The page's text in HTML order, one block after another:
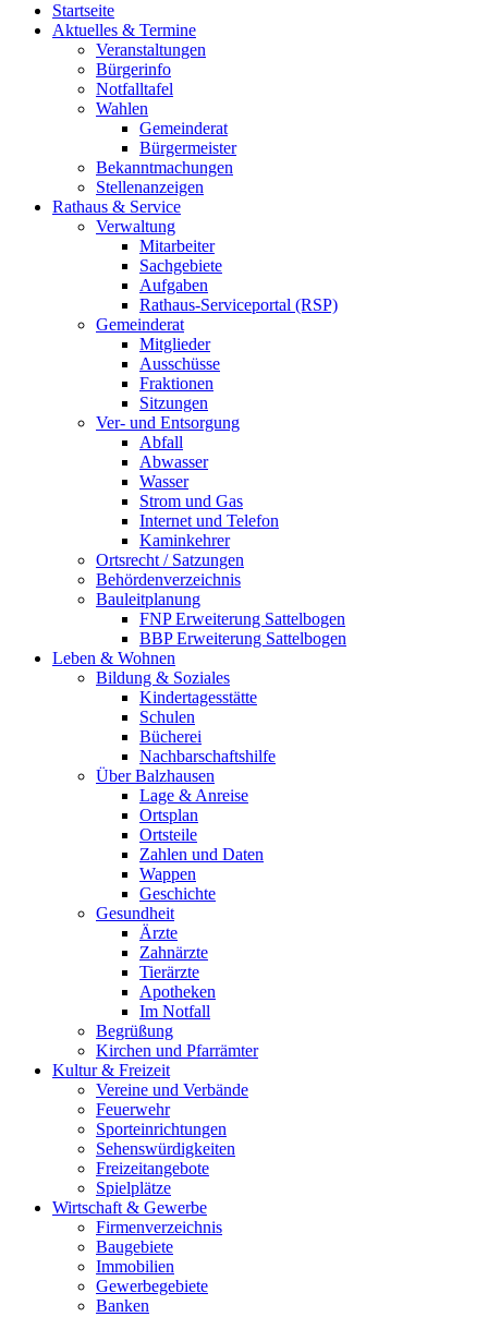
Startseite
Aktuelles & Termine
Veranstaltungen
Bürgerinfo
Notfalltafel
Wahlen
Gemeinderat
Bürgermeister
Bekanntmachungen
Stellenanzeigen
Rathaus & Service
Verwaltung
Mitarbeiter
Sachgebiete
Aufgaben
Rathaus-Serviceportal (RSP)
Gemeinderat
Mitglieder
Ausschüsse
Fraktionen
Sitzungen
Ver- und Entsorgung
Abfall
Abwasser
Wasser
Strom und Gas
Internet und Telefon
Kaminkehrer
Ortsrecht / Satzungen
Behördenverzeichnis
Bauleitplanung
FNP Erweiterung Sattelbogen
BBP Erweiterung Sattelbogen
Leben & Wohnen
Bildung & Soziales
Kindertagesstätte
Schulen
Bücherei
Nachbarschaftshilfe
Über Balzhausen
Lage & Anreise
Ortsplan
Ortsteile
Zahlen und Daten
Wappen
Geschichte
Gesundheit
Ärzte
Zahnärzte
Tierärzte
Apotheken
Im Notfall
Begrüßung
Kirchen und Pfarrämter
Kultur & Freizeit
Vereine und Verbände
Feuerwehr
Sporteinrichtungen
Sehenswürdigkeiten
Freizeitangebote
Spielplätze
Wirtschaft & Gewerbe
Firmenverzeichnis
Baugebiete
Immobilien
Gewerbegebiete
Banken